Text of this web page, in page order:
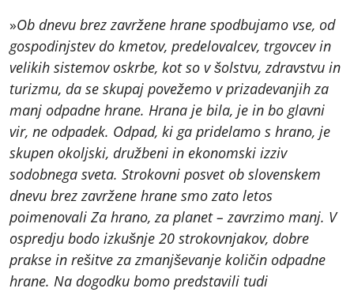
»Ob dnevu brez zavržene hrane spodbujamo vse, od
gospodinjstev do kmetov, predelovalcev, trgovcev in
velikih sistemov oskrbe, kot so v šolstvu, zdravstvu in
turizmu, da se skupaj povežemo v prizadevanjih za
manj odpadne hrane. Hrana je bila, je in bo glavni
vir, ne odpadek. Odpad, ki ga pridelamo s hrano, je
skupen okoljski, družbeni in ekonomski izziv
sodobnega sveta. Strokovni posvet ob slovenskem
dnevu brez zavržene hrane smo zato letos
poimenovali Za hrano, za planet – zavrzimo manj. V
ospredju bodo izkušnje 20 strokovnjakov, dobre
prakse in rešitve za zmanjševanje količin odpadne
hrane. Na dogodku bomo predstavili tudi